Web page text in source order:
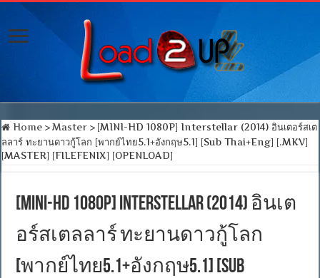
Home > Master > [MINI-HD 1080P] Interstellar (2014) อินเตอร์สเต
ลลาร์ ทะยานดาวกู้โลก [พากย์ไทย5.1+อังกฤษ5.1] [Sub Thai+Eng] [.MKV]
[MASTER] [FILEFENIX] [OPENLOAD]
[MINI-HD 1080P] Interstellar (2014) อินเต
อร์สเตลลาร์ ทะยานดาวกู้โลก
[พากย์ไทย5.1+อังกฤษ5.1] [Sub